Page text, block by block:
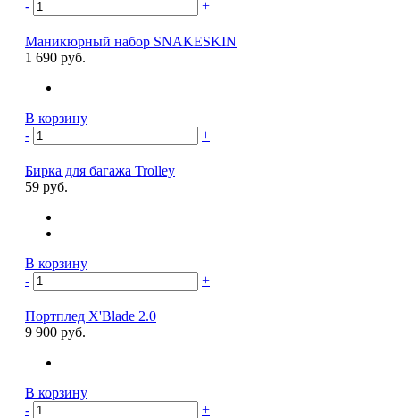
- +
Маникюрный набор SNAKESKIN
1 690 руб.
В корзину
-
+
Бирка для багажа Trolley
59 руб.
В корзину
-
+
Портплед X'Blade 2.0
9 900 руб.
В корзину
-
+